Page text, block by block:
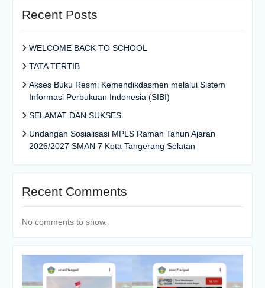
Recent Posts
WELCOME BACK TO SCHOOL
TATA TERTIB
Akses Buku Resmi Kemendikdasmen melalui Sistem
Informasi Perbukuan Indonesia (SIBI)
SELAMAT DAN SUKSES
Undangan Sosialisasi MPLS Ramah Tahun Ajaran
2026/2027 SMAN 7 Kota Tangerang Selatan
Recent Comments
No comments to show.